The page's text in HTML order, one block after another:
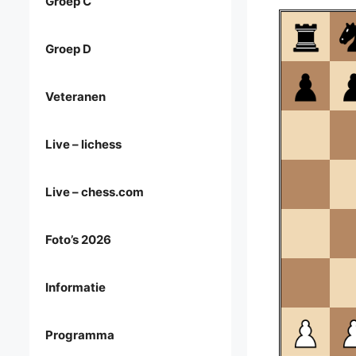
Groep D
Veteranen
Live – lichess
Live – chess.com
Foto’s 2026
Informatie
Programma